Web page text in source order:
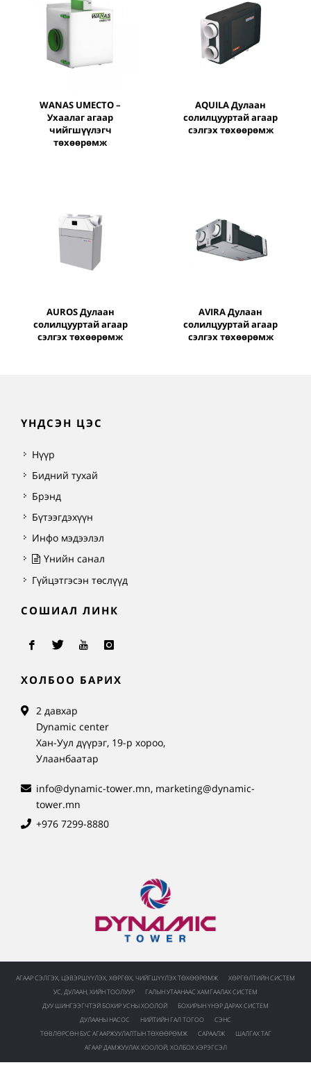
АГААР СЭЛГЭХ, ЦЭВЭРШҮҮЛЭХ, ХӨРГӨХ, ЧИЙГШҮҮЛЭХ ТӨХӨӨРӨМЖ
ХӨРГӨЛТИЙН СИСТЕМ
УС, ДУЛААН, ХИЙН ТООЛУУР
ГАЛЫН УТААНААС ХАМГААЛАХ СИСТЕМ
ДУУ ШИНГЭЭГЧТЭЙ БОХИР УСНЫ ХООЛОЙ
БОХИРЫН ҮНЭР ДАРАХ СИСТЕМ
ДУЛААНЫ НАСОС
НИЙТИЙН ГАЛ ТОГОО
СЭНС
ТӨВЛӨРСӨН БУС АГААРЖУУЛАЛТЫН ТӨХӨӨРӨМЖ
САРААЛЖ
ШАЛГАХ ТАГ
АГААР ДАМЖУУЛАХ ХООЛОЙ, ХОЛБОХ ХЭРЭГСЭЛ
WANAS UMECTO –
Ухаалаг агаар
чийгшүүлэгч
төхөөрөмж
AQUILA Дулаан
солилцууртай агаар
сэлгэх төхөөрөмж
AUROS Дулаан
солилцууртай агаар
сэлгэх төхөөрөмж
AVIRA Дулаан
солилцууртай агаар
сэлгэх төхөөрөмж
ҮНДСЭН ЦЭС
Нүүр
Бидний тухай
Брэнд
Бүтээгдэхүүн
Инфо мэдээлэл
Үнийн санал
Гүйцэтгэсэн төслүүд
СОШИАЛ ЛИНК
ХОЛБОО БАРИХ
2 давхар
Dynamic center
Хан-Уул дүүрэг, 19-р хороо,
Улаанбаатар
info@dynamic-tower.mn, marketing@dynamic-
tower.mn
+976 7299-8880
©2023 Бүх эрх хуулиар
Вэб сайтыг: